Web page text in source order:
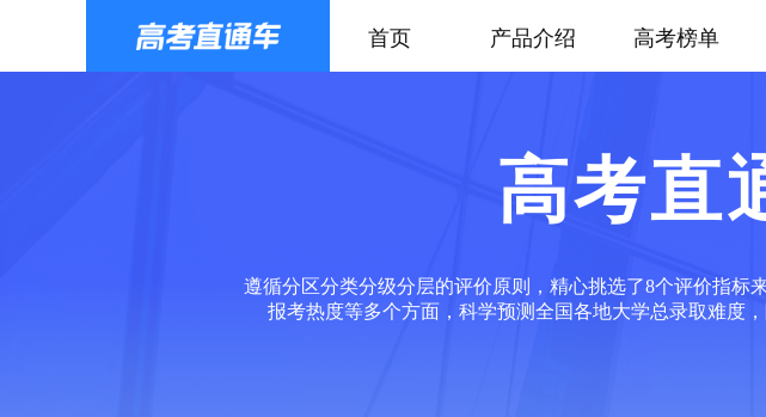
首页 产品介绍 高考榜单
高考直
遵循分区分类分级分层的评价原则，精心挑选了8个评价指标
报考热度等多个方面，科学预测全国各地大学总录取难度